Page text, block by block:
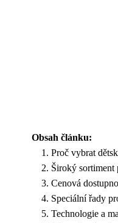
Obsah článku:
Proč vybrat
Široký
Cenová
Speciální řady
Technologie a